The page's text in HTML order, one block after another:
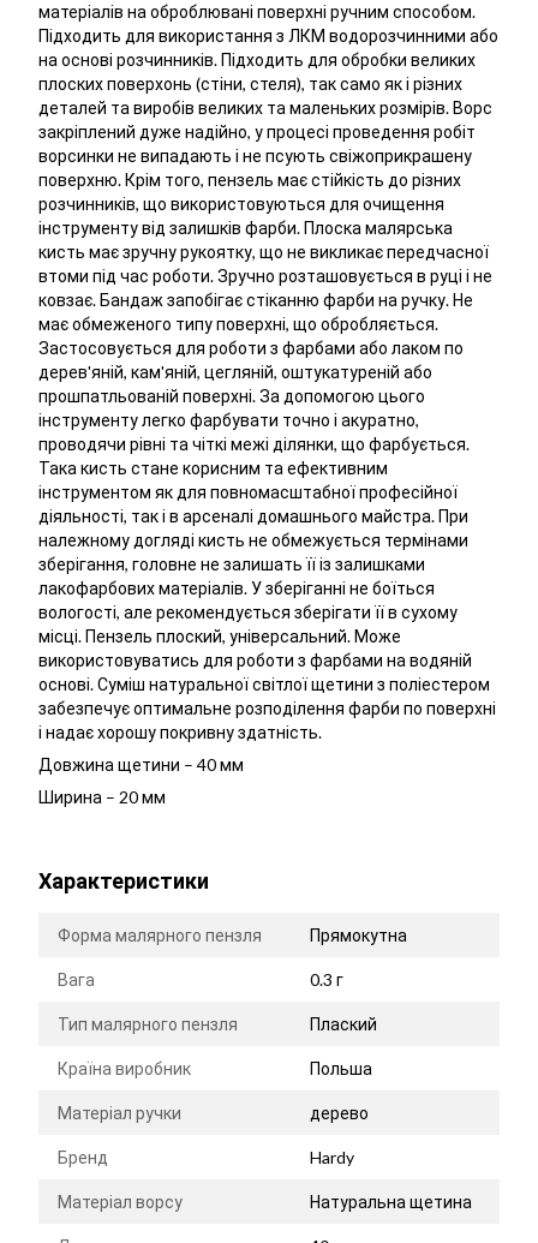
матеріалів на оброблювані поверхні ручним способом.
Підходить для використання з ЛКМ водорозчинними або
на основі розчинників. Підходить для обробки великих
плоских поверхонь (стіни, стеля), так само як і різних
деталей та виробів великих та маленьких розмірів. Ворс
закріплений дуже надійно, у процесі проведення робіт
ворсинки не випадають і не псують свіжоприкрашену
поверхню. Крім того, пензель має стійкість до різних
розчинників, що використовуються для очищення
інструменту від залишків фарби. Плоска малярська
кисть має зручну рукоятку, що не викликає передчасної
втоми під час роботи. Зручно розташовується в руці і не
ковзає. Бандаж запобігає стіканню фарби на ручку. Не
має обмеженого типу поверхні, що обробляється.
Застосовується для роботи з фарбами або лаком по
дерев'яній, кам'яній, цегляній, оштукатуреній або
прошпатльованій поверхні. За допомогою цього
інструменту легко фарбувати точно і акуратно,
проводячи рівні та чіткі межі ділянки, що фарбується.
Така кисть стане корисним та ефективним
інструментом як для повномасштабної професійної
діяльності, так і в арсеналі домашнього майстра. При
належному догляді кисть не обмежується термінами
зберігання, головне не залишать її із залишками
лакофарбових матеріалів. У зберіганні не боїться
вологості, але рекомендується зберігати її в сухому
місці. Пензель плоский, універсальний. Може
використовуватись для роботи з фарбами на водяній
основі. Суміш натуральної світлої щетини з поліестером
забезпечує оптимальне розподілення фарби по поверхні
і надає хорошу покривну здатність.
Довжина щетини – 40 мм
Ширина – 20 мм
Характеристики
Форма малярного пензля Прямокутна
Вага 0.3 г
Тип малярного пензля Плаский
Країна виробник Польша
Матеріал ручки дерево
Бренд Hardy
Матеріал ворсу Натуральна щетина